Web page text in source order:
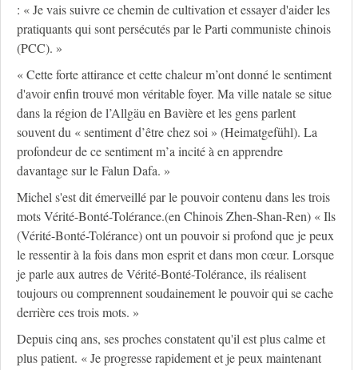
: « Je vais suivre ce chemin de cultivation et essayer d'aider les
pratiquants qui sont persécutés par le Parti communiste chinois
(PCC). »
« Cette forte attirance et cette chaleur m’ont donné le sentiment
d'avoir enfin trouvé mon véritable foyer. Ma ville natale se situe
dans la région de l’Allgäu en Bavière et les gens parlent
souvent du « sentiment d’être chez soi » (Heimatgefühl). La
profondeur de ce sentiment m’a incité à en apprendre
davantage sur le Falun Dafa. »
Michel s'est dit émerveillé par le pouvoir contenu dans les trois
mots Vérité-Bonté-Tolérance.(en Chinois Zhen-Shan-Ren) « Ils
(Vérité-Bonté-Tolérance) ont un pouvoir si profond que je peux
le ressentir à la fois dans mon esprit et dans mon cœur. Lorsque
je parle aux autres de Vérité-Bonté-Tolérance, ils réalisent
toujours ou comprennent soudainement le pouvoir qui se cache
derrière ces trois mots. »
Depuis cinq ans, ses proches constatent qu'il est plus calme et
plus patient. « Je progresse rapidement et je peux maintenant